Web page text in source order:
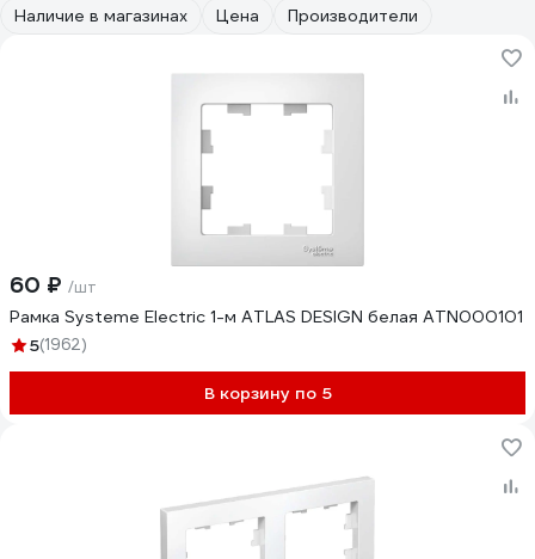
Наличие в магазинах
Цена Производители
60 ₽ /шт
Рамка Systeme Electric 1-м ATLAS DESIGN белая ATN000101
5(1962)
В корзину по 5